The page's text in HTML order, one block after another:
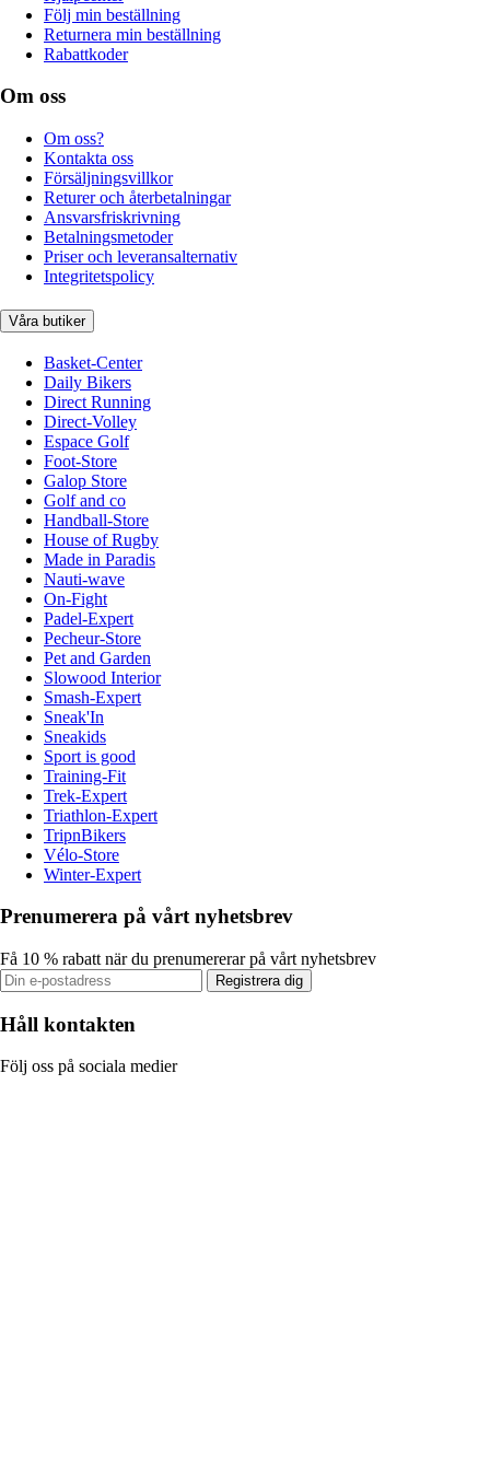
Följ min beställning
Returnera min beställning
Rabattkoder
Om oss
Om oss?
Kontakta oss
Försäljningsvillkor
Returer och återbetalningar
Ansvarsfriskrivning
Betalningsmetoder
Priser och leveransalternativ
Integritetspolicy
Våra butiker
Basket-Center
Daily Bikers
Direct Running
Direct-Volley
Espace Golf
Foot-Store
Galop Store
Golf and co
Handball-Store
House of Rugby
Made in Paradis
Nauti-wave
On-Fight
Padel-Expert
Pecheur-Store
Pet and Garden
Slowood Interior
Smash-Expert
Sneak'In
Sneakids
Sport is good
Training-Fit
Trek-Expert
Triathlon-Expert
TripnBikers
Vélo-Store
Winter-Expert
Prenumerera på vårt nyhetsbrev
Få 10 % rabatt när du prenumererar på vårt nyhetsbrev
Registrera dig
Håll kontakten
Följ oss på sociala medier